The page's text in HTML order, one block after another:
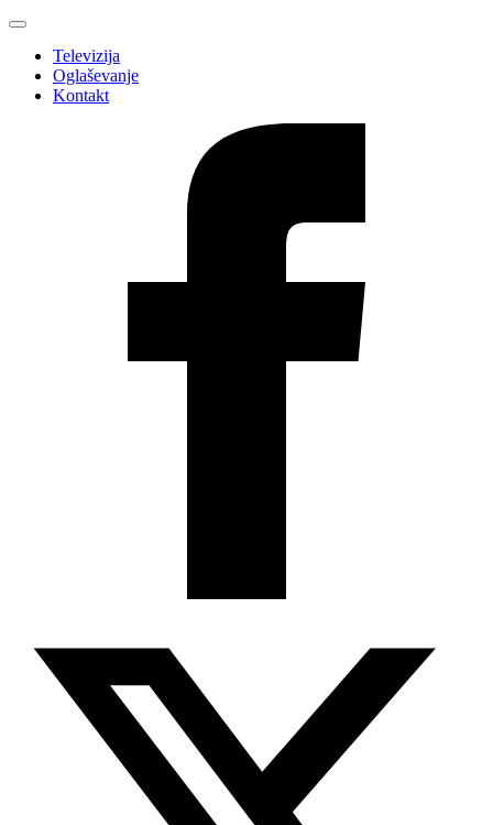
Televizija
Oglaševanje
Kontakt